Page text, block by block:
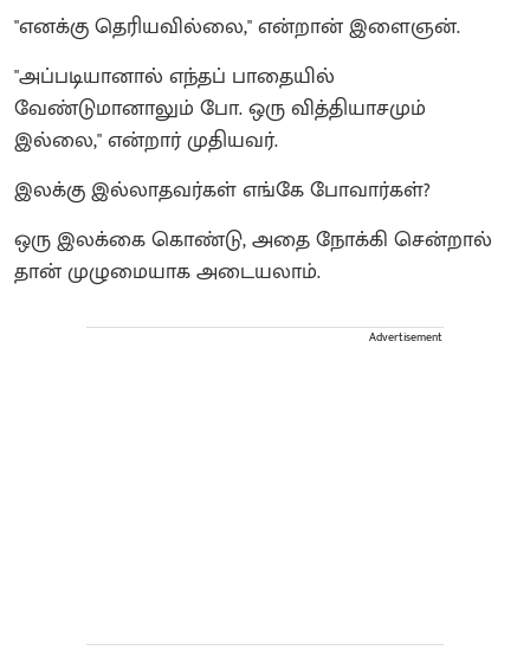
"எனக்கு தெரியவில்லை," என்றான் இளைஞன்.
"அப்படியானால் எந்தப் பாதையில்
வேண்டுமானாலும் போ. ஒரு வித்தியாசமும்
இல்லை," என்றார் முதியவர்.
இலக்கு இல்லாதவர்கள் எங்கே போவார்கள்?
ஒரு இலக்கை கொண்டு, அதை நோக்கி சென்றால்
தான் முழுமையாக அடையலாம்.
Advertisement